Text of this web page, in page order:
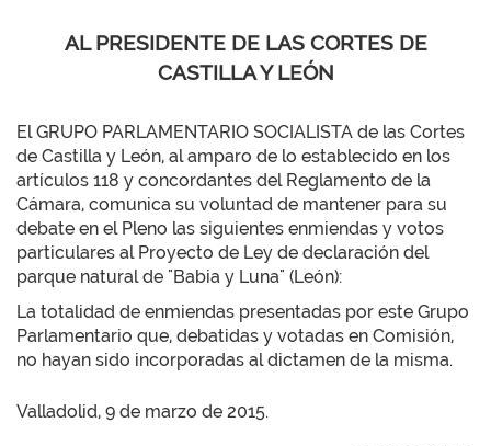
AL PRESIDENTE DE LAS CORTES DE
CASTILLA Y LEÓN
El GRUPO PARLAMENTARIO SOCIALISTA de las Cortes
de Castilla y León, al amparo de lo establecido en los
artículos 118 y concordantes del Reglamento de la
Cámara, comunica su voluntad de mantener para su
debate en el Pleno las siguientes enmiendas y votos
particulares al Proyecto de Ley de declaración del
parque natural de "Babia y Luna" (León):
La totalidad de enmiendas presentadas por este Grupo
Parlamentario que, debatidas y votadas en Comisión,
no hayan sido incorporadas al dictamen de la misma.
Valladolid, 9 de marzo de 2015.